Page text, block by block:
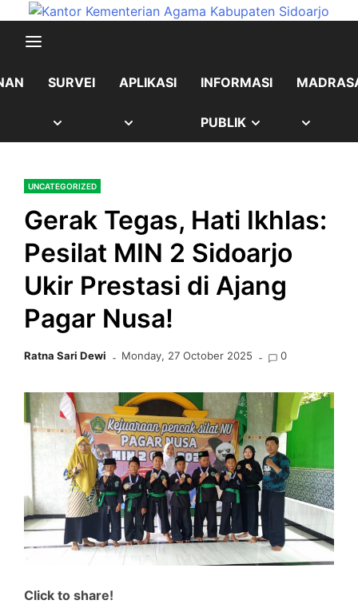
content
content
SURVEI APLIKASI INFORMASI
PUBLIK SHOW
UNCATEGORIZED
Gerak Tegas, Hati Ikhlas:
Pesilat MIN 2 Sidoarjo
Ukir Prestasi di Ajang
Pagar Nusa!
Ratna Sari Dewi Monday, 27 October 2025 0
Click to share!